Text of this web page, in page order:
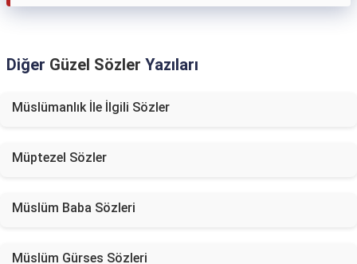
Diğer Güzel Sözler Yazıları
Müslümanlık İle İlgili Sözler
Müptezel Sözler
Müslüm Baba Sözleri
Müslüm Gürses Sözleri